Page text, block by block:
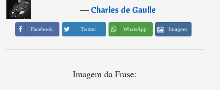
―Charles de Gaulle
Facebook Twitter WhatsApp Imagem
Imagem da Frase: